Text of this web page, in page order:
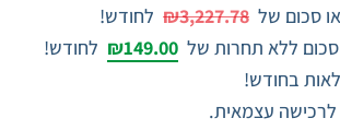
סכום של ₪3,227.78 לחודש!
ללא תחרות של ₪149.00 לחודש!
בחודש!
לרכישה עצמאית.